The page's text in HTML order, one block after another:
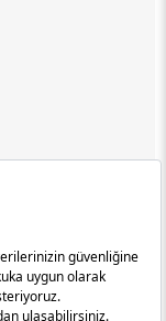
ve mesafeli satış
yaşla ilgili
durumda doğacak
ait olacak ve
görüntülemesi ve
site kullanım